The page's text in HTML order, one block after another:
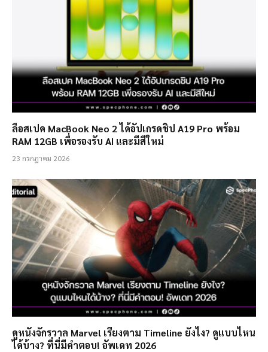
ลือสเปค MacBook Neo 2 ได้อัปเกรดชิป A19 Pro พร้อม
RAM 12GB เพื่อรองรับ AI และมีสีใหม่
23 กรกฎาคม 2026
ดูหนังจักรวาล Marvel เรียงตาม Timeline ยังไง? ดูแบบไหน
ได้บ้าง? ที่นี่มีคำตอบ! อัพเดท 2026